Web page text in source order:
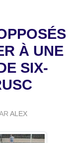
À UNE
SIX-
ALEX